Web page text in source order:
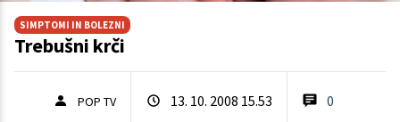
SIMPTOMI IN BOLEZNI
Trebušni krči
POP TV 13. 10. 2008 15.53 0